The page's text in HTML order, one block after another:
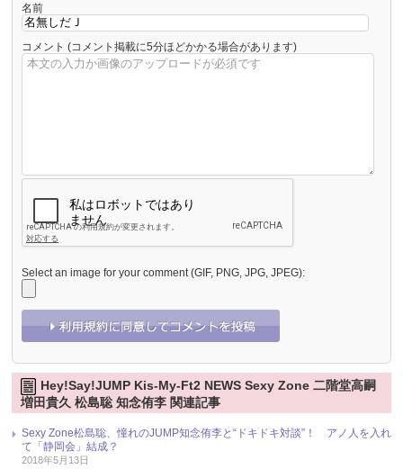
名前
コメント (コメント掲載に5分ほどかかる場合があります)
Select an image for your comment (GIF, PNG, JPG, JPEG):
Hey!Say!JUMP Kis-My-Ft2 NEWS Sexy Zone 二階堂高嗣
増田貴久 松島聡 知念侑李 関連記事
Sexy Zone松島聡、憧れのJUMP知念侑李と“ドキドキ対談”！ アノ人を入れ
て「静岡会」結成？
2018年5月13日